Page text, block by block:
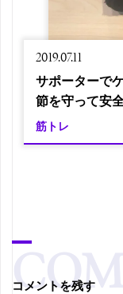
2019.07.11
サポーターで
節を守って安
筋トレ
コメントを残す